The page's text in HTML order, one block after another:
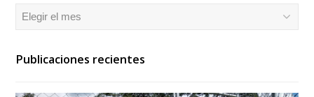
Archivos
Publicaciones recientes